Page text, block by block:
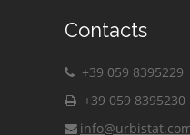
Contacts
+39 059 8395229
+39 059 8395230